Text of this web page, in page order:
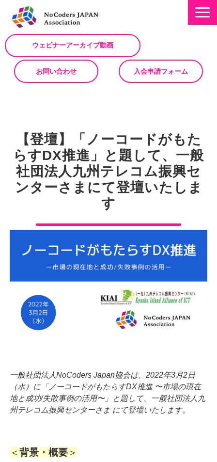
ウェビナーアーカイブ動画
お問い合わせ 入会申請フォーム
NoCodeサミット
イベント一覧
入会について
No Code サービスを動画で紹介
ノーコードコラム
【登壇】「ノーコードがもた
らすDX推進」と題して、一般
社団法人九州テレコム振興セ
ンターさまにて登壇いたしま
す
一般社団法人NoCoders Japan協会は、2022年3月2日
（水）に「ノーコードがもたらすDX推進 〜市場の現在
地と成功/失敗事例の活用〜」と題して、一般社団法人九
州テレコム振興センターさま にて登壇いたします。
＜ 背景・概要 ＞